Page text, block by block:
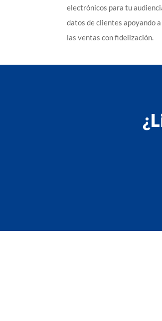
electrónicos para tu
datos de clientes apoyando
las ventas con fidelización.